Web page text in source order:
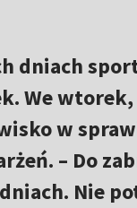
dniach
We wtorek,
w
– Do
Nie